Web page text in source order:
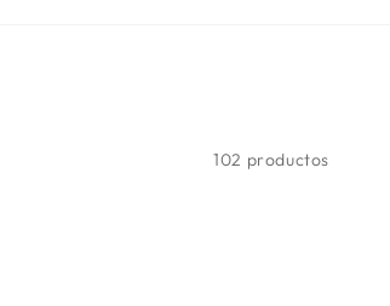
102 productos